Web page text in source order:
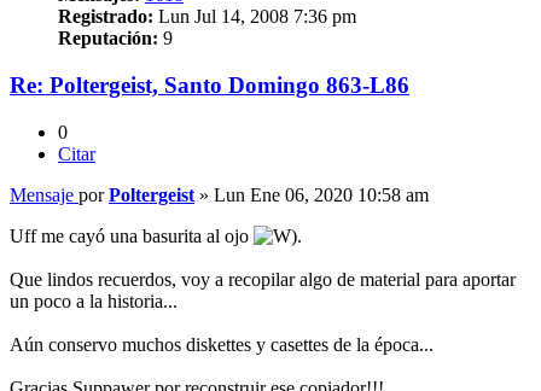
Registrado: Lun Jul 14, 2008 7:36 pm
Reputación: 9
Re: Poltergeist, Santo Domingo 863-L86
0
Citar
Mensaje porPoltergeist » Lun Ene 06, 2020 10:58 am
Uff me cayó una basurita al ojo
Que lindos recuerdos, voy a recopilar algo de material para aportar
un poco a la historia...
Aún conservo muchos diskettes y casettes de la época...